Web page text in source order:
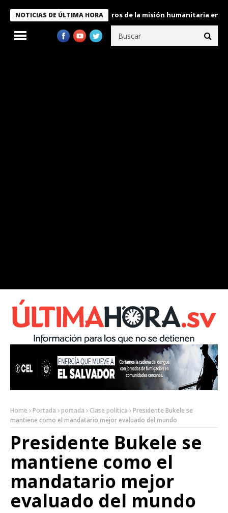
NOTICIAS DE ÚLTIMA HORA
Bukele condecora a miembros de la misión humanitaria enviada
Home Portada portada Clase política
Presidente Bukele se
mantiene como el mandatario mejor evaluado del mundo
Presidente Bukele se
mantiene como el
mandatario mejor
evaluado del mundo